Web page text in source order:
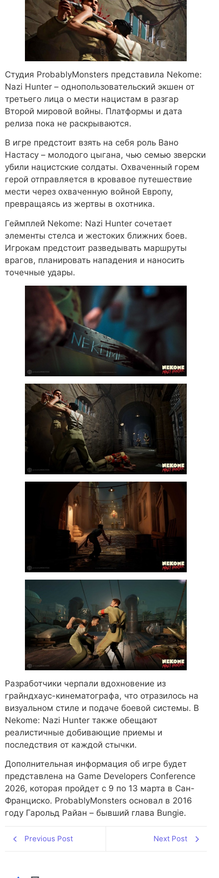
Студия ProbablyMonsters представила Nekome:
Nazi Hunter – однопользовательский экшен от
третьего лица о мести нацистам в разгар
Второй мировой войны. Платформы и дата
релиза пока не раскрываются.
В игре предстоит взять на себя роль Вано
Настасу – молодого цыгана, чью семью зверски
убили нацистские солдаты. Охваченный горем
герой отправляется в кровавое путешествие
мести через охваченную войной Европу,
превращаясь из жертвы в охотника.
Геймплей Nekome: Nazi Hunter сочетает
элементы стелса и жестоких ближних боев.
Игрокам предстоит разведывать маршруты
врагов, планировать нападения и наносить
точечные удары.
Разработчики черпали вдохновение из
грайндхаус-кинематографа, что отразилось на
визуальном стиле и подаче боевой системы. В
Nekome: Nazi Hunter также обещают
реалистичные добивающие приемы и
последствия от каждой стычки.
Дополнительная информация об игре будет
представлена на Game Developers Conference
2026, которая пройдет с 9 по 13 марта в Сан-
Франциско. ProbablyMonsters основал в 2016
году Гарольд Райан – бывший глава Bungie.
Previous Post Next Post